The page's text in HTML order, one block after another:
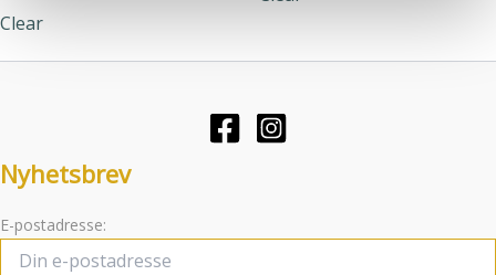
kan
produktsiden
Clear
velges
Nyhetsbrev
E-postadresse: